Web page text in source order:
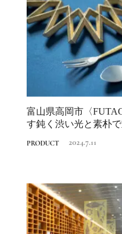
富山県高岡市〈
す鈍く渋い光と素朴
PRODUCT 2024.7.11